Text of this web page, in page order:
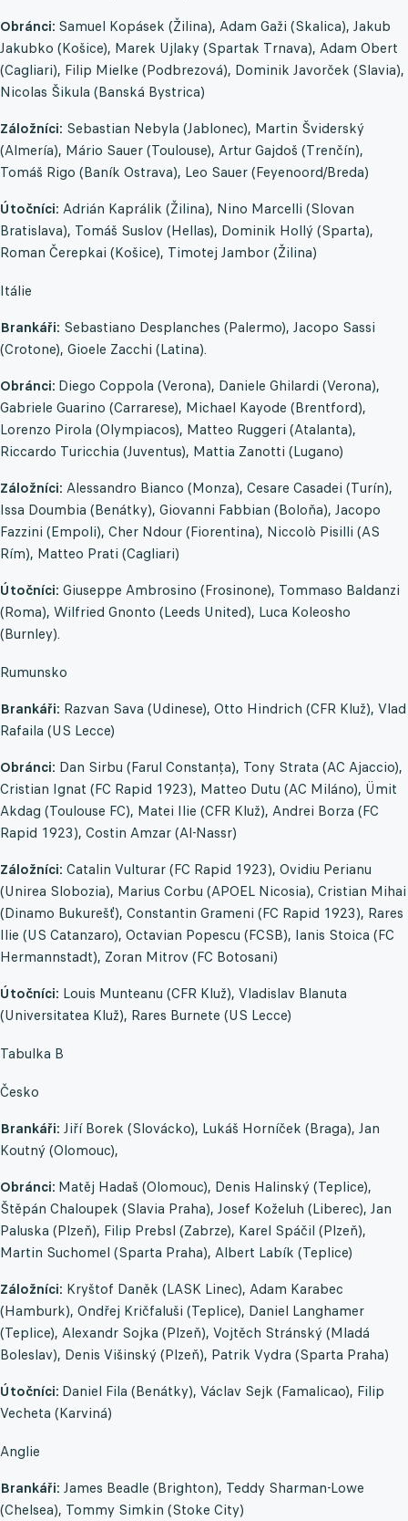
Obránci: Samuel Kopásek (Žilina), Adam Gaži (Skalica), Jakub
Jakubko (Košice), Marek Ujlaky (Spartak Trnava), Adam Obert
(Cagliari), Filip Mielke (Podbrezová), Dominik Javorček (Slavia),
Nicolas Šikula (Banská Bystrica)
Záložníci: Sebastian Nebyla (Jablonec), Martin Šviderský
(Almería), Mário Sauer (Toulouse), Artur Gajdoš (Trenčín),
Tomáš Rigo (Baník Ostrava), Leo Sauer (Feyenoord/Breda)
Útočníci: Adrián Kaprálik (Žilina), Nino Marcelli (Slovan
Bratislava), Tomáš Suslov (Hellas), Dominik Hollý (Sparta),
Roman Čerepkai (Košice), Timotej Jambor (Žilina)
Itálie
Brankáři: Sebastiano Desplanches (Palermo), Jacopo Sassi
(Crotone), Gioele Zacchi (Latina).
Obránci: Diego Coppola (Verona), Daniele Ghilardi (Verona),
Gabriele Guarino (Carrarese), Michael Kayode (Brentford),
Lorenzo Pirola (Olympiacos), Matteo Ruggeri (Atalanta),
Riccardo Turicchia (Juventus), Mattia Zanotti (Lugano)
Záložníci: Alessandro Bianco (Monza), Cesare Casadei (Turín),
Issa Doumbia (Benátky), Giovanni Fabbian (Boloňa), Jacopo
Fazzini (Empoli), Cher Ndour (Fiorentina), Niccolò Pisilli (AS
Rím), Matteo Prati (Cagliari)
Útočníci: Giuseppe Ambrosino (Frosinone), Tommaso Baldanzi
(Roma), Wilfried Gnonto (Leeds United), Luca Koleosho
(Burnley).
Rumunsko
Brankáři: Razvan Sava (Udinese), Otto Hindrich (CFR Kluž), Vlad
Rafaila (US Lecce)
Obránci: Dan Sirbu (Farul Constanța), Tony Strata (AC Ajaccio),
Cristian Ignat (FC Rapid 1923), Matteo Dutu (AC Miláno), Ümit
Akdag (Toulouse FC), Matei Ilie (CFR Kluž), Andrei Borza (FC
Rapid 1923), Costin Amzar (Al-Nassr)
Záložníci: Catalin Vulturar (FC Rapid 1923), Ovidiu Perianu
(Unirea Slobozia), Marius Corbu (APOEL Nicosia), Cristian Mihai
(Dinamo Bukurešť), Constantin Grameni (FC Rapid 1923), Rares
Ilie (US Catanzaro), Octavian Popescu (FCSB), Ianis Stoica (FC
Hermannstadt), Zoran Mitrov (FC Botosani)
Útočníci: Louis Munteanu (CFR Kluž), Vladislav Blanuta
(Universitatea Kluž), Rares Burnete (US Lecce)
Tabulka B
Česko
Brankáři: Jiří Borek (Slovácko), Lukáš Horníček (Braga), Jan
Koutný (Olomouc),
Obránci: Matěj Hadaš (Olomouc), Denis Halinský (Teplice),
Štěpán Chaloupek (Slavia Praha), Josef Koželuh (Liberec), Jan
Paluska (Plzeň), Filip Prebsl (Zabrze), Karel Spáčil (Plzeň),
Martin Suchomel (Sparta Praha), Albert Labík (Teplice)
Záložníci: Kryštof Daněk (LASK Linec), Adam Karabec
(Hamburk), Ondřej Kričfaluši (Teplice), Daniel Langhamer
(Teplice), Alexandr Sojka (Plzeň), Vojtěch Stránský (Mladá
Boleslav), Denis Višinský (Plzeň), Patrik Vydra (Sparta Praha)
Útočníci: Daniel Fila (Benátky), Václav Sejk (Famalicao), Filip
Vecheta (Karviná)
Anglie
Brankáři: James Beadle (Brighton), Teddy Sharman-Lowe
(Chelsea), Tommy Simkin (Stoke City)